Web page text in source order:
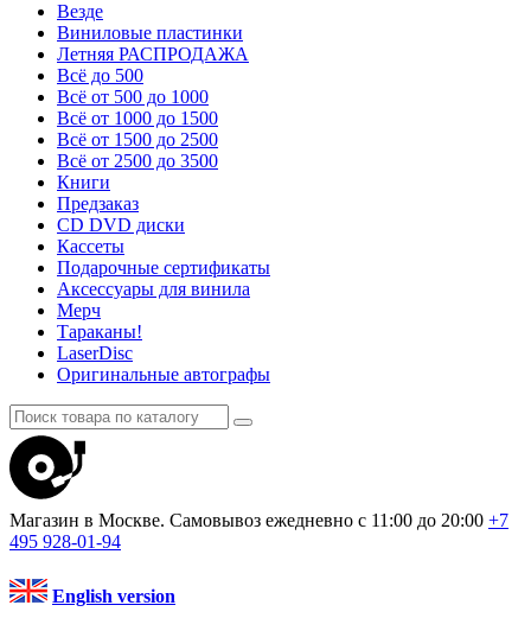
Везде
Виниловые пластинки
Летняя РАСПРОДАЖА
Всё до 500
Всё от 500 до 1000
Всё от 1000 до 1500
Всё от 1500 до 2500
Всё от 2500 до 3500
Книги
Предзаказ
CD DVD диски
Кассеты
Подарочные сертификаты
Аксессуары для винила
Мерч
Тараканы!
LaserDisc
Оригинальные автографы
Магазин в Москве. Самовывоз ежедневно с 11:00 до 20:00 +7
495 928-01-94
English version